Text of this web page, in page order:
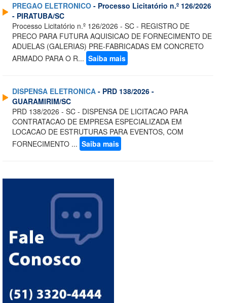
PREGAO ELETRONICO - Processo Licitatório n.º 126/2026
- PIRATUBA/SC
Processo Licitatório n.º 126/2026 - SC - REGISTRO DE
PRECO PARA FUTURA AQUISICAO DE FORNECIMENTO DE
ADUELAS (GALERIAS) PRE-FABRICADAS EM CONCRETO
ARMADO PARA O R... Saiba mais
DISPENSA ELETRONICA - PRD 138/2026 -
GUARAMIRIM/SC
PRD 138/2026 - SC - DISPENSA DE LICITACAO PARA
CONTRATACAO DE EMPRESA ESPECIALIZADA EM
LOCACAO DE ESTRUTURAS PARA EVENTOS, COM
FORNECIMENTO ... Saiba mais